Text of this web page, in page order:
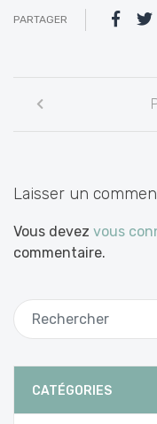
PARTAGER
entre
Laisser un
Vous devez vous
commentaire.
CATÉGORIES